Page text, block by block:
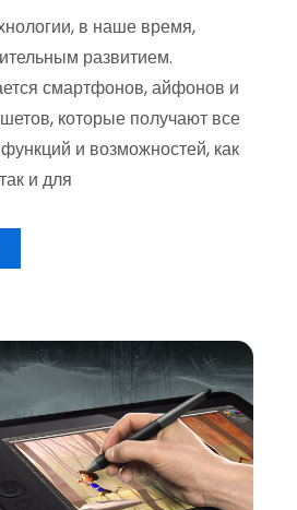
в наше время,
развитием.
смартфонов, айфонов и
которые получают все
и возможностей, как
и для